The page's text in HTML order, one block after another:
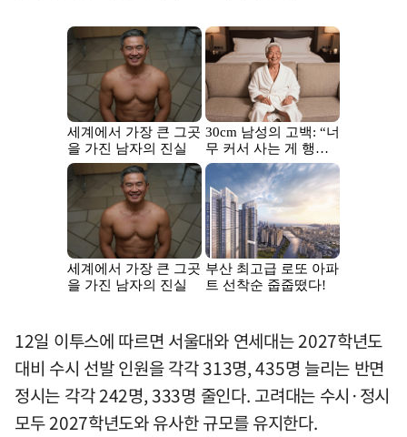
12일 이투스에 따르면 서울대와 연세대는 2027학년도
대비 수시 선발 인원을 각각 313명, 435명 늘리는 반면
정시는 각각 242명, 333명 줄인다. 고려대는 수시·정시
모두 2027학년도와 유사한 규모를 유지한다.